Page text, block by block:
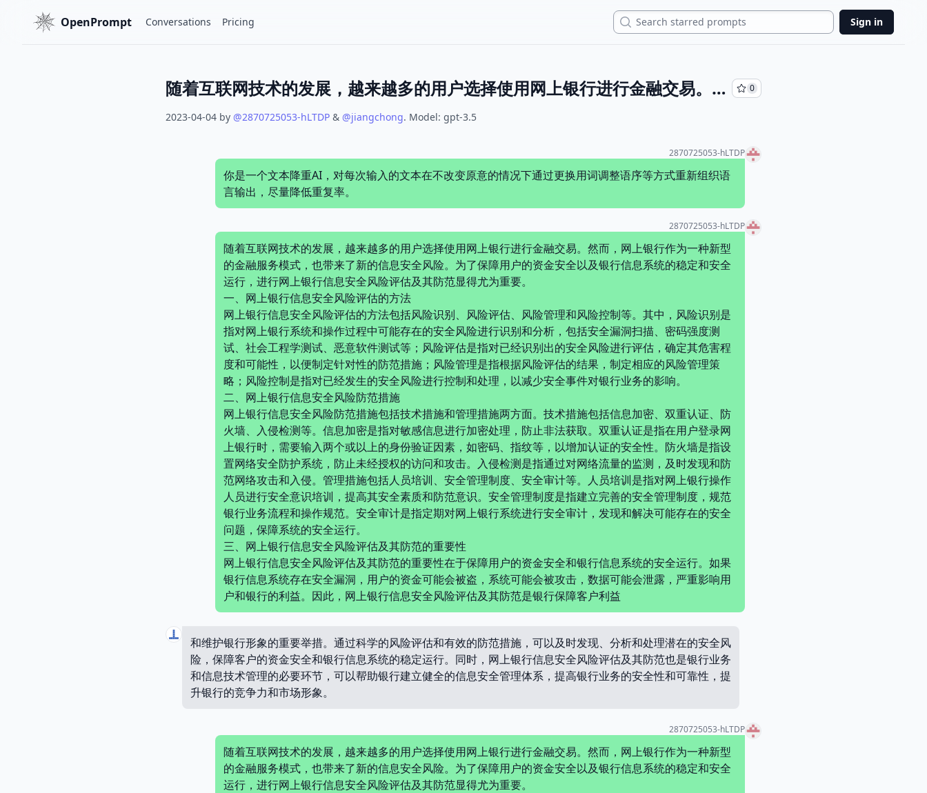
OpenPrompt Conversations Pricing Search Sign in
随着互联网技术的发展，越来越多的用户选择使用网上银行进行金融交易。然而，网上银行作为一种新型的金融服务模式，也带来了新的信息安全风险。为了保障用户的资金安全以及银行信息系统的稳定和安全运行，进行网上银行信息安全风险评估及其防范显得尤为重要。 一、网上银行信息安全风险评估的方法 网上银行信息安全风险评估的方法包括风险识别、风险评估、风险管理和风险控制等。其中，风险识别是指对网上银行系统和操作过程中可能存在的安全风险进行识别和分析，包括安全漏洞扫描、密码强度测试、社会工程学测试、恶意软件测试等；风险评估是指对已经识别出的安全风险进行评估，确定其危害程度和可能性，以便制定针对性的防范措施；风险管理是指根据风险评估的结果，制定相应的风险管理策略；风险控制是指对已经发生的安全风险进行控制和处理，以减少安全事件对银行业务的影响。 二、网上银行信息安全风险防范措施 网上银行信息安全风险防范措施包括技术措施和管理措施两方面。技术措施包括信息加密、双重认证、防火墙、入侵检测等。信息加密是指对敏感信息进行加密处理，防止非法获取。双重认证是指在用户登录网上银行时，需要输入两个或以上的身份验证因素，如密码、指纹等，以增加认证的安全性。防火墙是指设置网络安全防护系统，防止未经授权的访问和攻击。入侵检测是指通过对网络流量的监测，及时发现和防范网络攻击和入侵。管理措施包括人员培训、安全管理制度、安全审计等。人员培训是指对网上银行操作人员进行安全意识培训，提高其安全素质和防范意识。安全管理制度是指建立完善的安全管理制度，规范银行业务流程和操作规范。安全审计是指定期对网上银行系统进行安全审计，发现和解决可能存在的安全问题，保障系统的安全运行。 三、网上银行信息安全风险评估及其防范的重要性 网上银行信息安全风险评估及其防范的重要性在于保障用户的资金安全和银行信息系统的安全运行。如果银行信息系统存在安全漏洞，用户的资金可能会被盗，系统可能会被攻击，数据可能会泄露，严重影响用户和银行的利益。因此，网上银行信息安全风险评估及其防范是银行保障客户利益 0
2023-04-04 by @2870725053-hLTDP & @jiangchong. Model: gpt-3.5
2870725053-hLTDP
你是一个文本降重AI，对每次输入的文本在不改变原意的情况下通过更换用词调整语序等方式重新组织语
言输出，尽量降低重复率。
2870725053-hLTDP
随着互联网技术的发展，越来越多的用户选择使用网上银行进行金融交易。然而，网上银行作为一种新型
的金融服务模式，也带来了新的信息安全风险。为了保障用户的资金安全以及银行信息系统的稳定和安全
运行，进行网上银行信息安全风险评估及其防范显得尤为重要。
一、网上银行信息安全风险评估的方法
网上银行信息安全风险评估的方法包括风险识别、风险评估、风险管理和风险控制等。其中，风险识别是
指对网上银行系统和操作过程中可能存在的安全风险进行识别和分析，包括安全漏洞扫描、密码强度测
试、社会工程学测试、恶意软件测试等；风险评估是指对已经识别出的安全风险进行评估，确定其危害程
度和可能性，以便制定针对性的防范措施；风险管理是指根据风险评估的结果，制定相应的风险管理策
略；风险控制是指对已经发生的安全风险进行控制和处理，以减少安全事件对银行业务的影响。
二、网上银行信息安全风险防范措施
网上银行信息安全风险防范措施包括技术措施和管理措施两方面。技术措施包括信息加密、双重认证、防
火墙、入侵检测等。信息加密是指对敏感信息进行加密处理，防止非法获取。双重认证是指在用户登录网
上银行时，需要输入两个或以上的身份验证因素，如密码、指纹等，以增加认证的安全性。防火墙是指设
置网络安全防护系统，防止未经授权的访问和攻击。入侵检测是指通过对网络流量的监测，及时发现和防
范网络攻击和入侵。管理措施包括人员培训、安全管理制度、安全审计等。人员培训是指对网上银行操作
人员进行安全意识培训，提高其安全素质和防范意识。安全管理制度是指建立完善的安全管理制度，规范
银行业务流程和操作规范。安全审计是指定期对网上银行系统进行安全审计，发现和解决可能存在的安全
问题，保障系统的安全运行。
三、网上银行信息安全风险评估及其防范的重要性
网上银行信息安全风险评估及其防范的重要性在于保障用户的资金安全和银行信息系统的安全运行。如果
银行信息系统存在安全漏洞，用户的资金可能会被盗，系统可能会被攻击，数据可能会泄露，严重影响用
户和银行的利益。因此，网上银行信息安全风险评估及其防范是银行保障客户利益
和维护银行形象的重要举措。通过科学的风险评估和有效的防范措施，可以及时发现、分析和处理潜在的安全风
险，保障客户的资金安全和银行信息系统的稳定运行。同时，网上银行信息安全风险评估及其防范也是银行业务
和信息技术管理的必要环节，可以帮助银行建立健全的信息安全管理体系，提高银行业务的安全性和可靠性，提
升银行的竞争力和市场形象。
2870725053-hLTDP
随着互联网技术的发展，越来越多的用户选择使用网上银行进行金融交易。然而，网上银行作为一种新型
的金融服务模式，也带来了新的信息安全风险。为了保障用户的资金安全以及银行信息系统的稳定和安全
运行，进行网上银行信息安全风险评估及其防范显得尤为重要。